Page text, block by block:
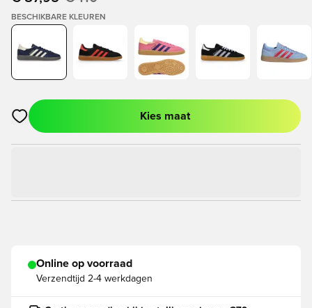
BESCHIKBARE KLEUREN
Opent een venster om in te loggen of je aan te melden als lid
Kies maat
Online op voorraad
Verzendtijd 2-4 werkdagen